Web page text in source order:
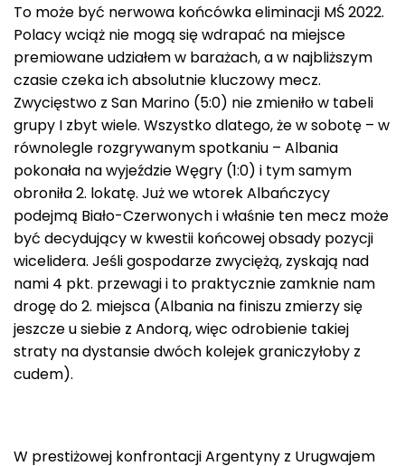
To może być nerwowa końcówka eliminacji MŚ 2022.
Polacy wciąż nie mogą się wdrapać na miejsce
premiowane udziałem w barażach, a w najbliższym
czasie czeka ich absolutnie kluczowy mecz.
Zwycięstwo z San Marino (5:0) nie zmieniło w tabeli
grupy I zbyt wiele. Wszystko dlatego, że w sobotę – w
równolegle rozgrywanym spotkaniu – Albania
pokonała na wyjeździe Węgry (1:0) i tym samym
obroniła 2. lokatę. Już we wtorek Albańczycy
podejmą Biało-Czerwonych i właśnie ten mecz może
być decydujący w kwestii końcowej obsady pozycji
wicelidera. Jeśli gospodarze zwyciężą, zyskają nad
nami 4 pkt. przewagi i to praktycznie zamknie nam
drogę do 2. miejsca (Albania na finiszu zmierzy się
jeszcze u siebie z Andorą, więc odrobienie takiej
straty na dystansie dwóch kolejek graniczyłoby z
cudem).
W prestiżowej konfrontacji Argentyny z Urugwajem